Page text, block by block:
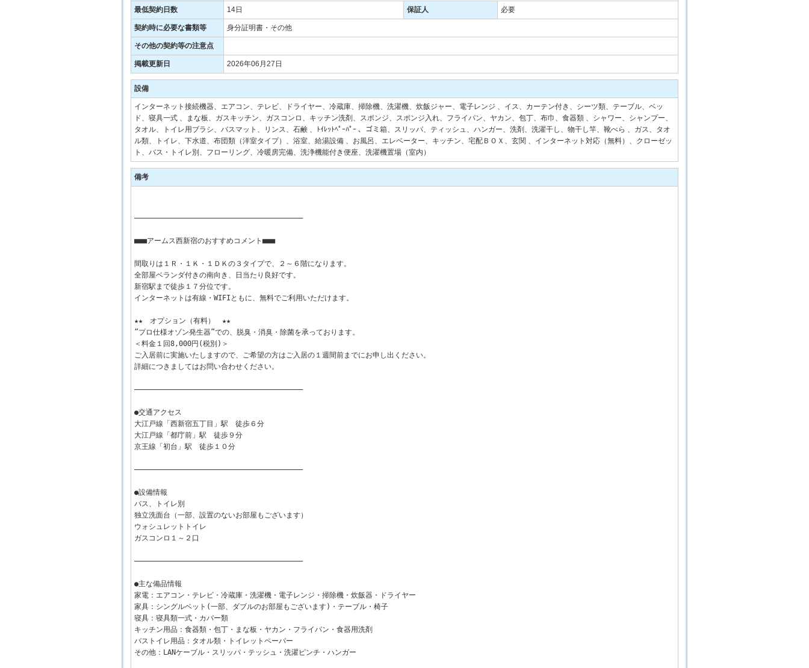
最低契約日数 14日 保証人 必要
契約時に必要な書類等 身分証明書・その他
その他の契約等の注意点
掲載更新日 2026年06月27日
設備
インターネット接続機器、エアコン、テレビ、ドライヤー、冷蔵庫、掃除機、洗濯機、炊飯ジャー、電子レンジ 、イス、カーテン付き、シーツ類、テーブル、ベッ
ド、寝具一式 、まな板、ガスキッチン、ガスコンロ、キッチン洗剤、スポンジ、スポンジ入れ、フライパン、ヤカン、包丁、布巾、食器類 、シャワー、シャンプー、
タオル、トイレ用ブラシ、バスマット、リンス、石鹸 、ﾄｲﾚｯﾄﾍﾟｰﾊﾟｰ 、ゴミ箱、スリッパ、ティッシュ、ハンガー、洗剤、洗濯干し、物干し竿、靴べら 、ガス、タオ
ル類、トイレ、下水道、布団類（洋室タイプ）、浴室、給湯設備 、お風呂、エレベーター、キッチン、宅配ＢＯＸ、玄関 、インターネット対応（無料）、クローゼッ
ト、バス・トイレ別、フローリング、冷暖房完備、洗浄機能付き便座、洗濯機置場（室内）
備考
――――――――――――――――――――――――――――――――――――――――
■■■アームス西新宿のおすすめコメント■■■
間取りは１Ｒ・１Ｋ・１ＤＫの３タイプで、２～６階になります。
全部屋ベランダ付きの南向き、日当たり良好です。
新宿駅まで徒歩１７分位です。
インターネットは有線・WIFIともに、無料でご利用いただけます。
★★ オプション（有料） ★★
”プロ仕様オゾン発生器”での、脱臭・消臭・除菌を承っております。
＜料金１回8,000円(税別)＞
ご入居前に実施いたしますので、ご希望の方はご入居の１週間前までにお申し出ください。
詳細につきましてはお問い合わせください。
――――――――――――――――――――――――――――――――――――――――
●交通アクセス
大江戸線「西新宿五丁目」駅 徒歩６分
大江戸線「都庁前」駅 徒歩９分
京王線「初台」駅 徒歩１０分
――――――――――――――――――――――――――――――――――――――――
●設備情報
バス、トイレ別
独立洗面台（一部、設置のないお部屋もございます）
ウォシュレットトイレ
ガスコンロ１～２口
――――――――――――――――――――――――――――――――――――――――
●主な備品情報
家電：エアコン・テレビ・冷蔵庫・洗濯機・電子レンジ・掃除機・炊飯器・ドライヤー
家具：シングルベット(一部、ダブルのお部屋もございます)・テーブル・椅子
寝具：寝具類一式・カバー類
キッチン用品：食器類・包丁・まな板・ヤカン・フライパン・食器用洗剤
バストイレ用品：タオル類・トイレットペーパー
その他：LANケーブル・スリッパ・テッシュ・洗濯ピンチ・ハンガー